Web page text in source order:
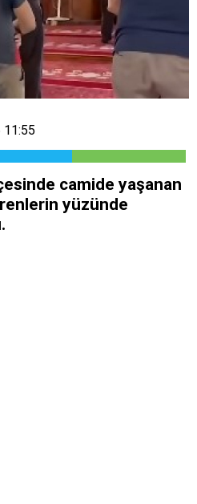
11:55
camide yaşanan
yüzünde